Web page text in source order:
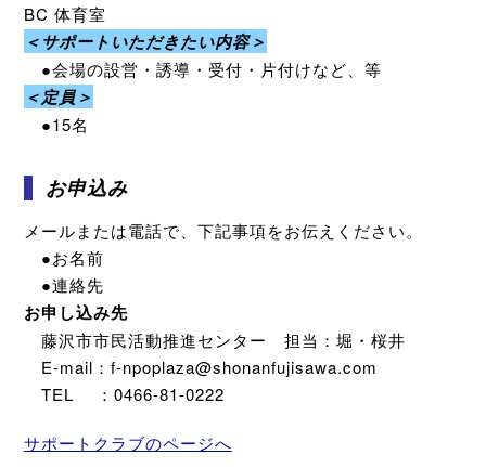
BC 体育室
＜サポートいただきたい内容＞
●会場の設営・誘導・受付・片付けなど、等
＜定員＞
●15名
お申込み
メールまたは電話で、下記事項をお伝えください。
●お名前
●連絡先
お申し込み先
藤沢市市民活動推進センター 担当：堀・桜井
E-mail：f-npoplaza@shonanfujisawa.com
TEL ：0466-81-0222
サポートクラブのページへ